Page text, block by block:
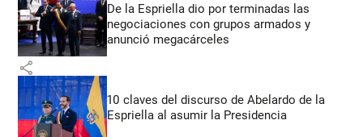
De la Espriella dio por terminadas las
negociaciones con grupos armados y
anunció megacárceles
share
10 claves del discurso de Abelardo de la
Espriella al asumir la Presidencia